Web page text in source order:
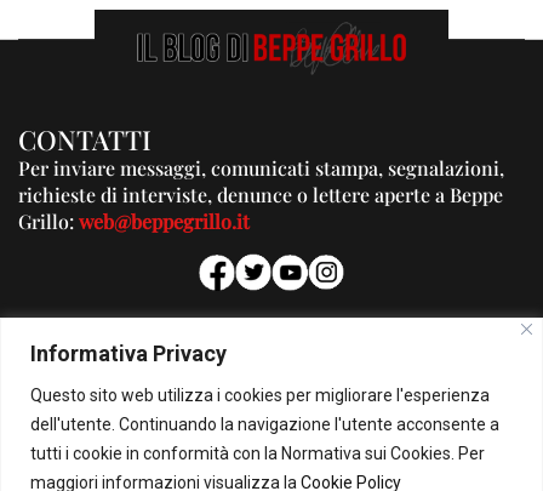
Informativa Privacy
Questo sito web utilizza i cookies per migliorare l'esperienza
dell'utente. Continuando la navigazione l'utente acconsente a
tutti i cookie in conformità con la Normativa sui Cookies. Per
maggiori informazioni visualizza la Cookie Policy
CONTATTI
Per inviare messaggi, comunicati stampa, segnalazioni,
richieste di interviste, denunce o lettere aperte a Beppe
Grillo:web@beppegrillo.it
PUBBLICITA'
Per la tua pubblicità su questo Blog:
pubblicita@beppegrillo.it